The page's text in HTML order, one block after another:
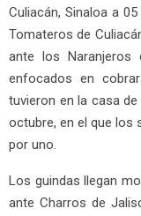
Culiacán, Sinaloa a 05 de noviembre del 2018.- Esta semana los
Tomateros de
ante los Naranjeros
enfocados en
tuvieron en la casa
octubre, en el que los
por uno.
Los guindas llegan
ante Charros de